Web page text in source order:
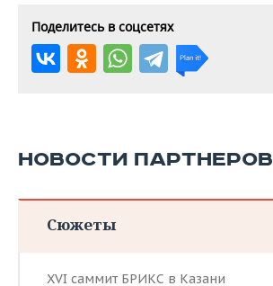
Поделитесь в соцсетях
НОВОСТИ ПАРТНЕРОВ
Сюжеты
XVI саммит БРИКС в Казани